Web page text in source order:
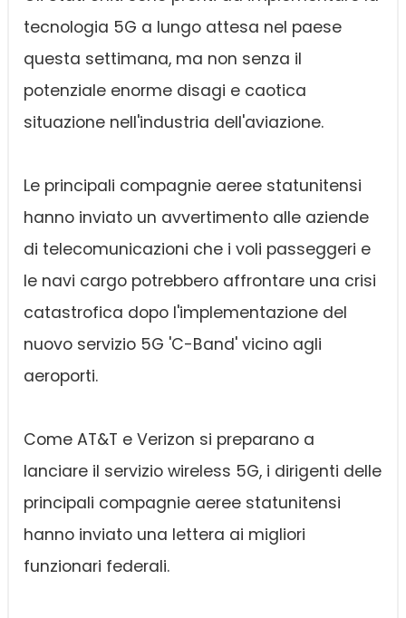
tecnologia 5G a lungo attesa nel paese
questa settimana, ma non senza il
potenziale enorme disagi e caotica
situazione nell'industria dell'aviazione.
Le principali compagnie aeree statunitensi
hanno inviato un avvertimento alle aziende
di telecomunicazioni che i voli passeggeri e
le navi cargo potrebbero affrontare una crisi
catastrofica dopo l'implementazione del
nuovo servizio 5G 'C-Band' vicino agli
aeroporti.
Come AT&T e Verizon si preparano a
lanciare il servizio wireless 5G, i dirigenti delle
principali compagnie aeree statunitensi
hanno inviato una lettera ai migliori
funzionari federali.